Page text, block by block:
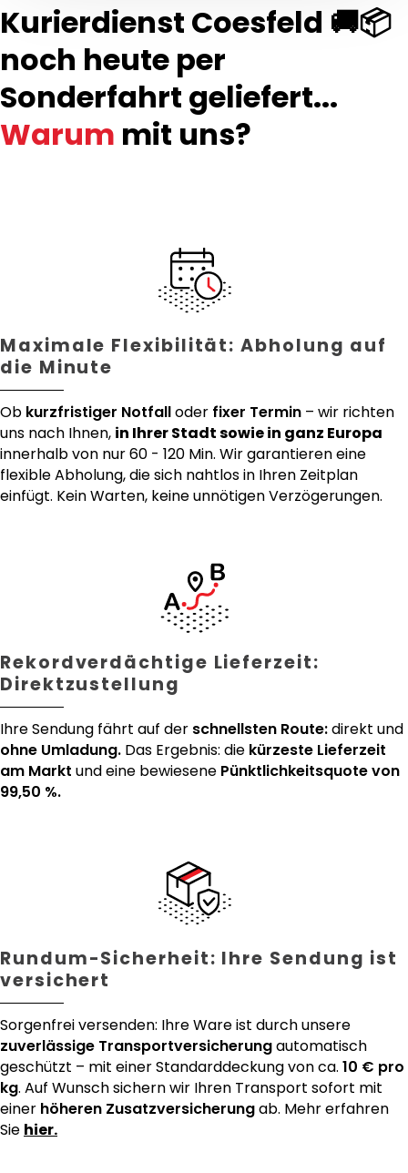
Kurierdienst Coesfeld 🚚📦
noch heute per
Sonderfahrt geliefert...
Warum mit uns?
Maximale Flexibilität: Abholung auf
die Minute
Ob kurzfristiger Notfalloder fixer Termin – wir richten
uns nach Ihnen, in Ihrer Stadt sowie in ganz Europa
innerhalb von nur 60 - 120 Min. Wir garantieren eine
flexible Abholung, die sich nahtlos in Ihren Zeitplan
einfügt. Kein Warten, keine unnötigen Verzögerungen.
Rekordverdächtige Lieferzeit:
Direktzustellung
Ihre Sendung fährt auf der schnellsten Route:direkt und
ohne Umladung. Das Ergebnis: die kürzeste Lieferzeit
am Markt und eine bewiesene Pünktlichkeitsquote von
99,50 %.
Rundum-Sicherheit: Ihre Sendung ist
versichert
Sorgenfrei versenden: Ihre Ware ist durch unsere
zuverlässige Transportversicherungautomatisch
geschützt – mit einer Standarddeckung von ca. 10 € pro
kg. Auf Wunsch sichern wir Ihren Transport sofort mit
einer höheren Zusatzversicherungab. Mehr erfahren
Sie hier.